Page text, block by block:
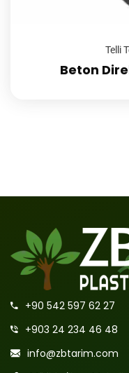
Telli
Beton
+90 542 597 62 27
+903 24 234 46 48
info@zbtarim.com